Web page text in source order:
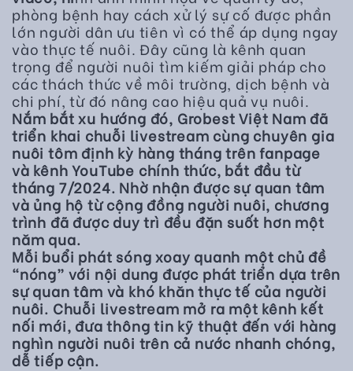
phòng bệnh hay cách xử lý sự cố được phần
lớn người dân ưu tiên vì có thể áp dụng ngay
vào thực tế nuôi. Đây cũng là kênh quan
trọng để người nuôi tìm kiếm giải pháp cho
các thách thức về môi trường, dịch bệnh và
chi phí, từ đó nâng cao hiệu quả vụ nuôi.
Nắm bắt xu hướng đó, Grobest Việt Nam đã
triển khai chuỗi livestream cùng chuyên gia
nuôi tôm định kỳ hàng tháng trên fanpage
và kênh YouTube chính thức, bắt đầu từ
tháng 7/2024. Nhờ nhận được sự quan tâm
và ủng hộ từ cộng đồng người nuôi, chương
trình đã được duy trì đều đặn suốt hơn một
năm qua.
Mỗi buổi phát sóng xoay quanh một chủ đề
“nóng” với nội dung được phát triển dựa trên
sự quan tâm và khó khăn thực tế của người
nuôi. Chuỗi livestream mở ra một kênh kết
nối mới, đưa thông tin kỹ thuật đến với hàng
nghìn người nuôi trên cả nước nhanh chóng,
dễ tiếp cận.